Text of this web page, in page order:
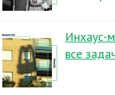
Инхаус-
все